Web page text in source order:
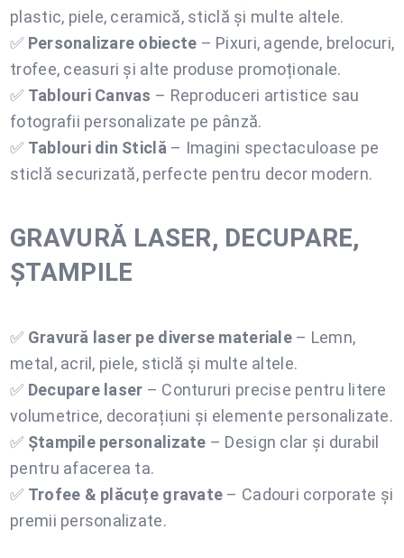
plastic, piele, ceramică, sticlă și multe altele.
✅ Personalizare obiecte – Pixuri, agende, brelocuri,
trofee, ceasuri și alte produse promoționale.
✅ Tablouri Canvas – Reproduceri artistice sau
fotografii personalizate pe pânză.
✅ Tablouri din Sticlă – Imagini spectaculoase pe
sticlă securizată, perfecte pentru decor modern.
GRAVURĂ LASER, DECUPARE,
ȘTAMPILE
✅ Gravură laser pe diverse materiale– Lemn,
metal, acril, piele, sticlă și multe altele.
✅ Decupare laser – Contururi precise pentru litere
volumetrice, decorațiuni și elemente personalizate.
✅ Ștampile personalizate – Design clar și durabil
pentru afacerea ta.
✅ Trofee & plăcuțe gravate – Cadouri corporate și
premii personalizate.